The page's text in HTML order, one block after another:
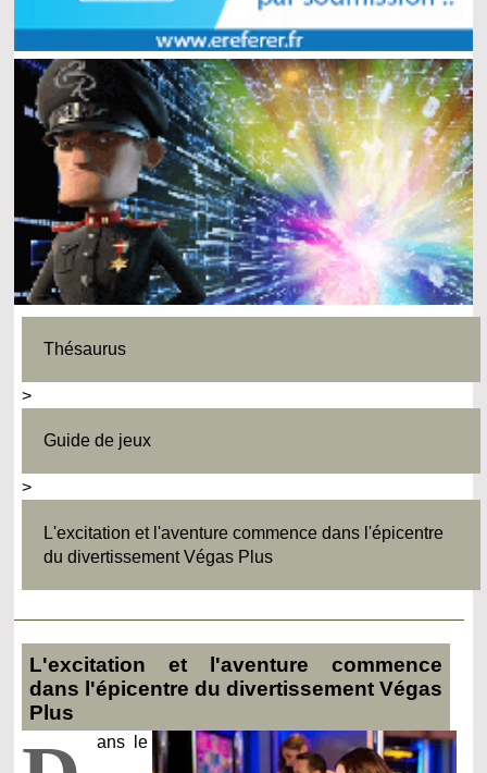
Thésaurus
>
Guide de jeux
>
L'excitation et l'aventure commence dans l'épicentre
du divertissement Végas Plus
L'excitation et l'aventure commence
dans l'épicentre du divertissement Végas
Plus
ans le